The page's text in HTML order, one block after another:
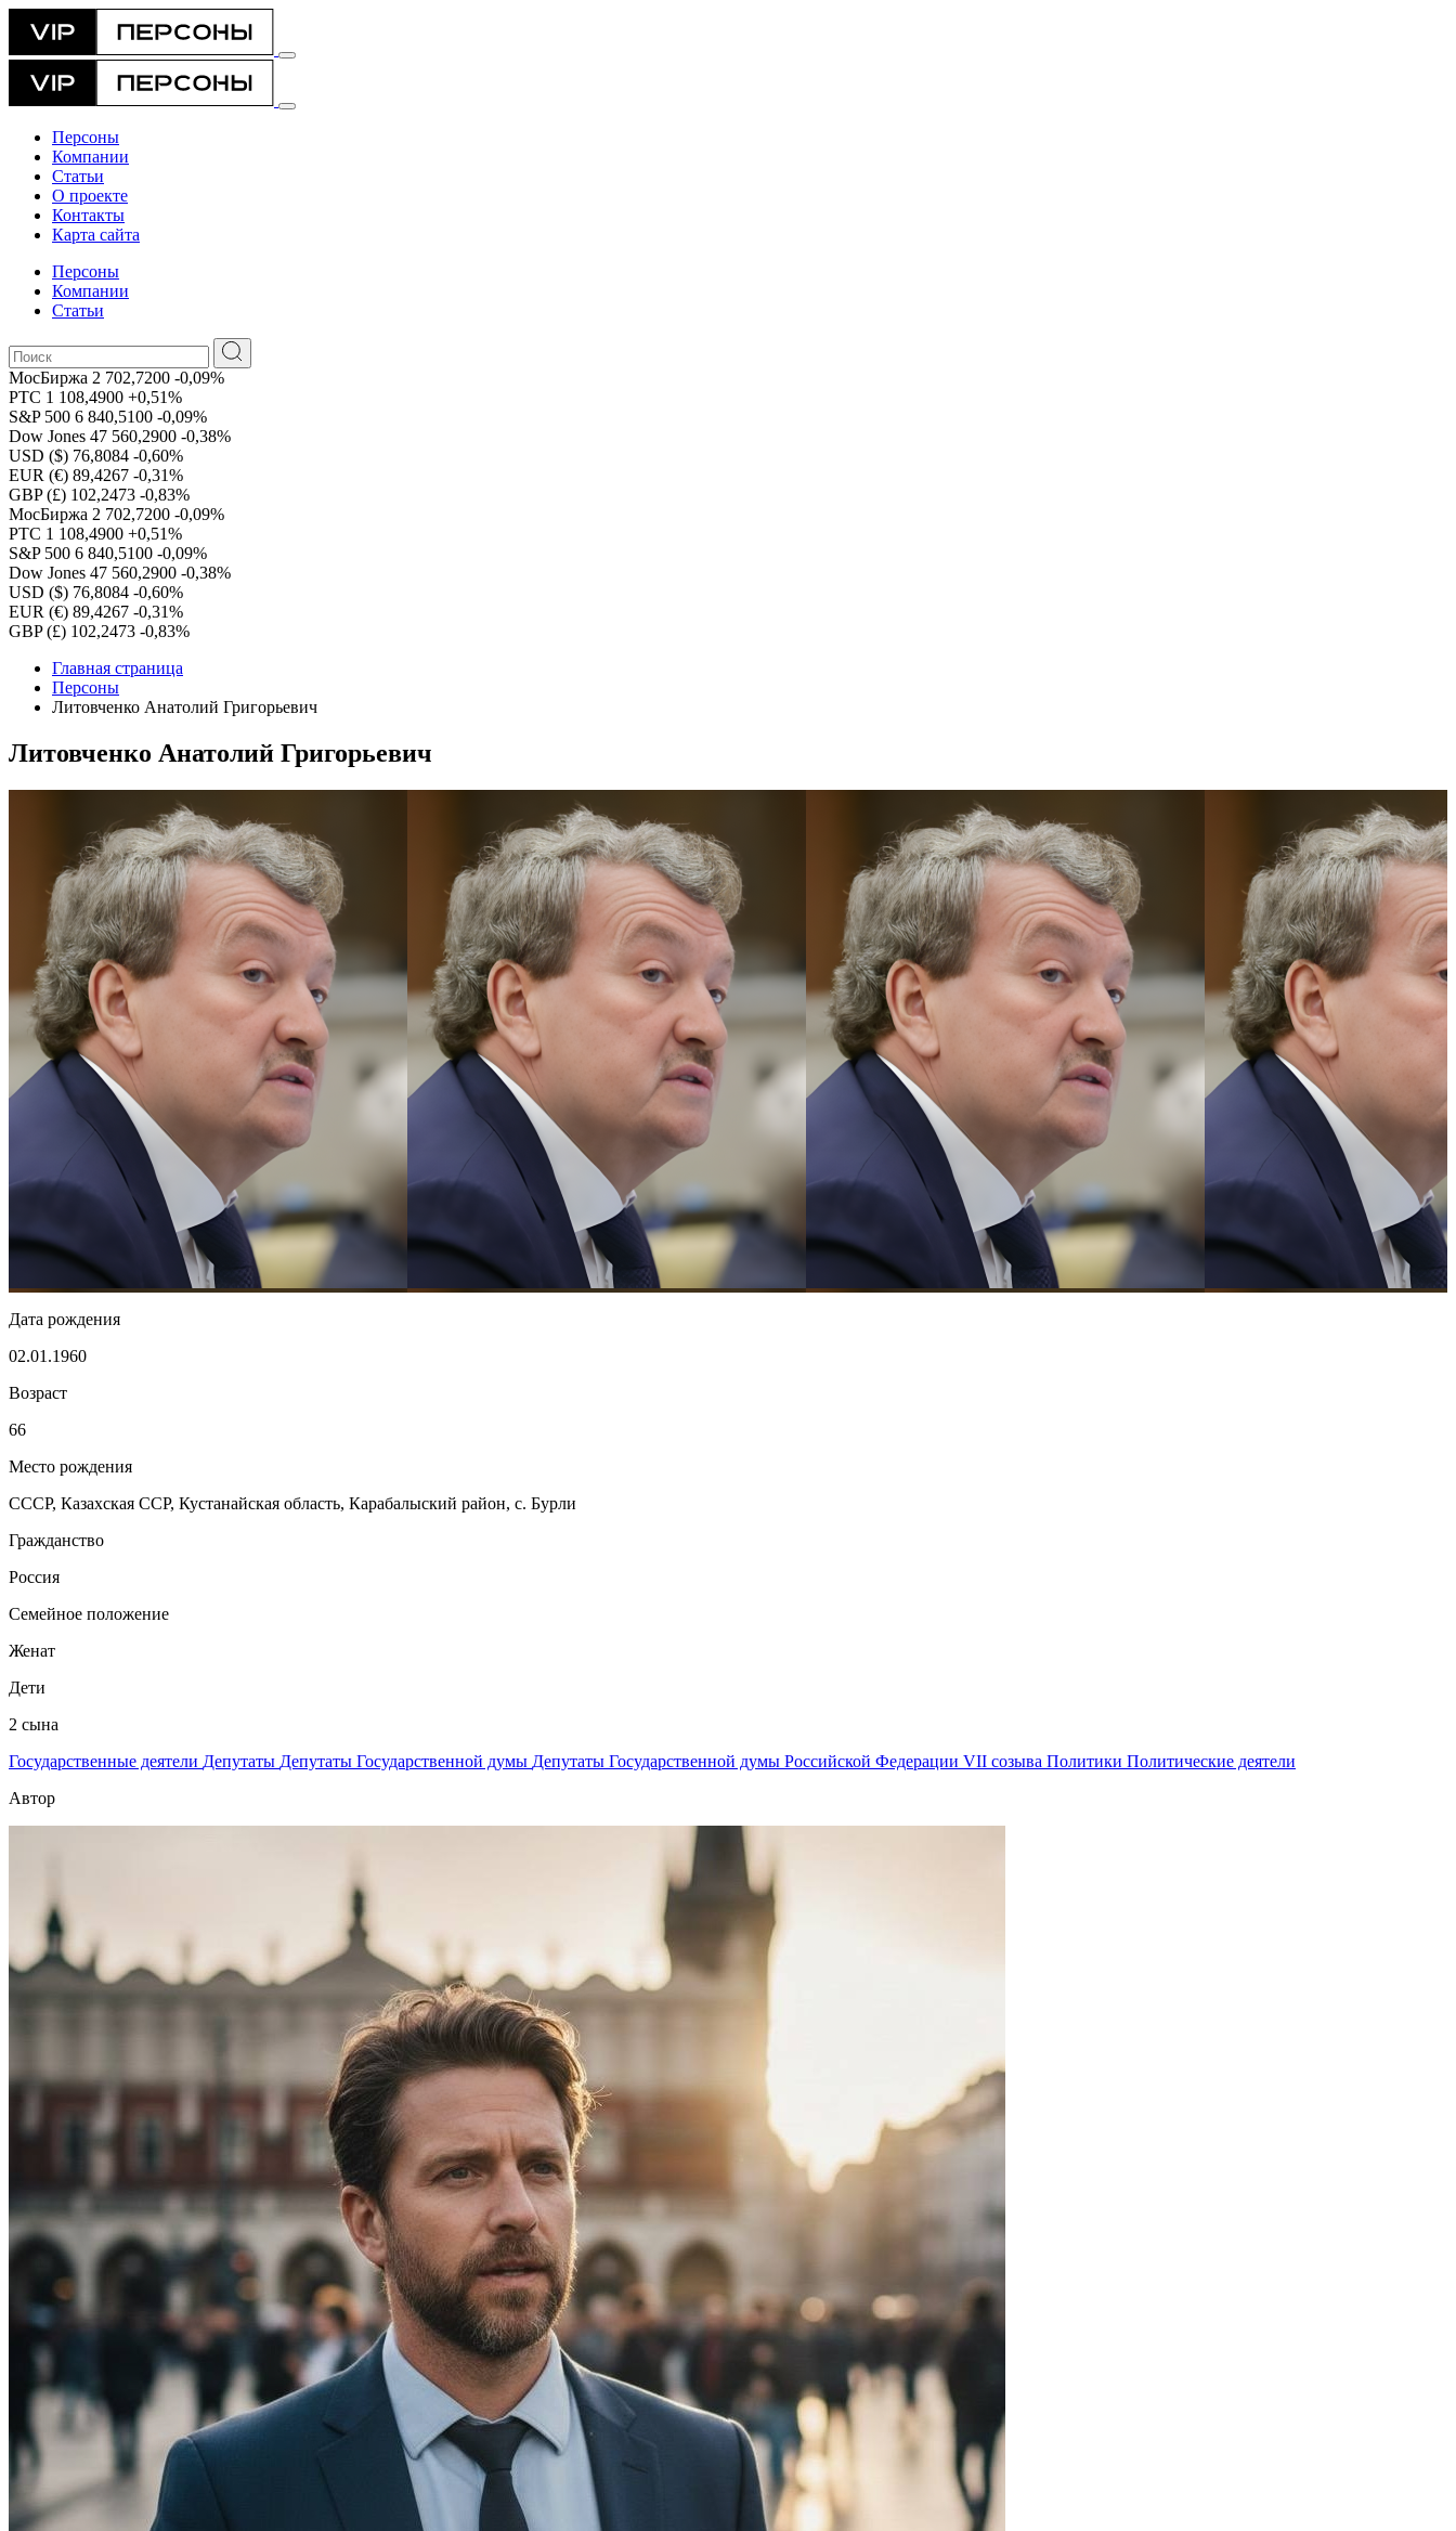
Персоны
Компании
Статьи
О проекте
Контакты
Карта сайта
Персоны
Компании
Статьи
МосБиржа 2 702,7200 -0,09%
РТС 1 108,4900 +0,51%
S&P 500 6 840,5100 -0,09%
Dow Jones 47 560,2900 -0,38%
USD ($) 76,8084 -0,60%
EUR (€) 89,4267 -0,31%
GBP (£) 102,2473 -0,83%
МосБиржа 2 702,7200 -0,09%
РТС 1 108,4900 +0,51%
S&P 500 6 840,5100 -0,09%
Dow Jones 47 560,2900 -0,38%
USD ($) 76,8084 -0,60%
EUR (€) 89,4267 -0,31%
GBP (£) 102,2473 -0,83%
Главная страница
Персоны
Литовченко Анатолий Григорьевич
Литовченко Анатолий Григорьевич
Дата рождения
02.01.1960
Возраст
66
Место рождения
СССР, Казахская ССР, Кустанайская область, Карабалыский район, с. Бурли
Гражданство
Россия
Семейное положение
Женат
Дети
2 сына
Государственные деятели Депутаты Депутаты Государственной думы Депутаты Государственной думы Российской Федерации VII созыва Политики Политические деятели
Автор